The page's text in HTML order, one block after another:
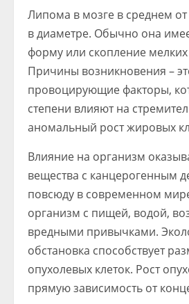
Липома в мозге в среднем
в диаметре. Обычно она
форму или скопление
Причины возникновения –
провоцирующие факторы,
степени влияют на
аномальный рост жировых
Влияние на организм
вещества с канцерогенным
повсюду в современном
организм с пищей, водой,
вредными привычками.
обстановка способствует
опухолевых клеток. Рост
прямую зависимость от